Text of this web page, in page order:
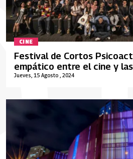
CINE
Jueves, 15 Agosto , 2024
Festival de Cortos
empático entre el cine y